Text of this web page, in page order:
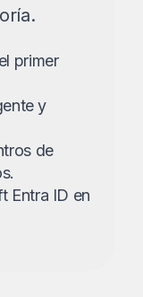
primer
y
de
Entra ID en